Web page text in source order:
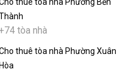
tòa nhà
thuê tòa nhà Phường Xuân
Hòa